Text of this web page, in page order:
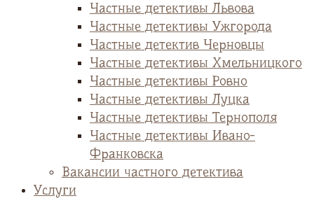
Частные детективы Львова
Частные детективы Ужгорода
Частные детектив Черновцы
Частные детективы Хмельницкого
Частные детективы Ровно
Частные детективы Луцка
Частные детективы Тернополя
Частные детективы Ивано-
Франковска
Вакансии частного детектива
Услуги